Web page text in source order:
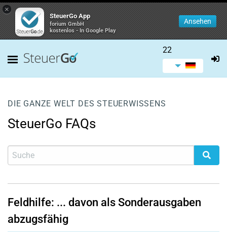
×
SteuerGo App
forium GmbH
kostenlos - In Google Play
Ansehen
22
DIE GANZE WELT DES STEUERWISSENS
SteuerGo FAQs
Feldhilfe: ... davon als Sonderausgaben
abzugsfähig